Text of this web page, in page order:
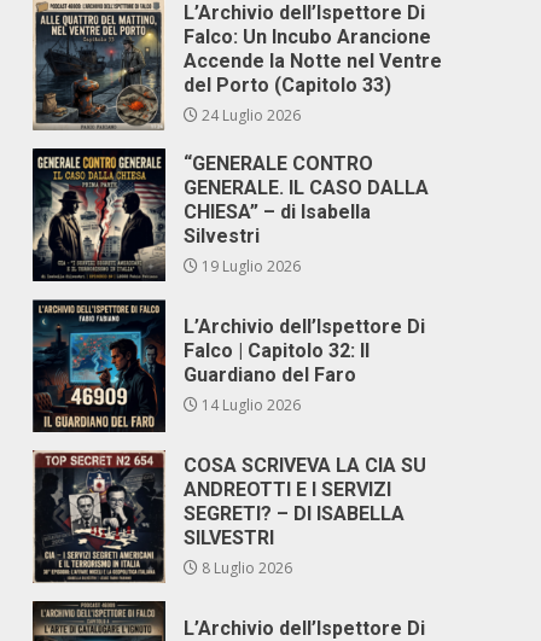
L’Archivio dell’Ispettore Di
Falco: Un Incubo Arancione
Accende la Notte nel Ventre
del Porto (Capitolo 33)
24 Luglio 2026
“GENERALE CONTRO
GENERALE. IL CASO DALLA
CHIESA” – di Isabella
Silvestri
19 Luglio 2026
L’Archivio dell’Ispettore Di
Falco | Capitolo 32: Il
Guardiano del Faro
14 Luglio 2026
COSA SCRIVEVA LA CIA SU
ANDREOTTI E I SERVIZI
SEGRETI? – DI ISABELLA
SILVESTRI
8 Luglio 2026
L’Archivio dell’Ispettore Di